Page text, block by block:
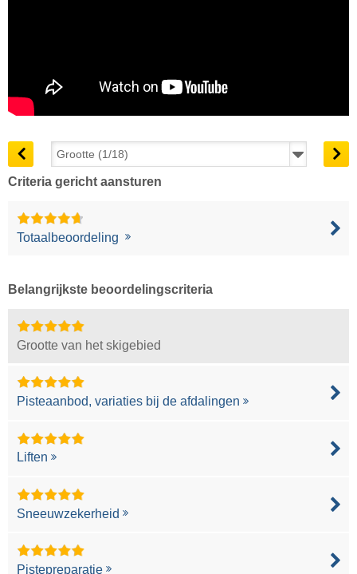
Criteria gericht aansturen
Totaalbeoordeling
Belangrijkste beoordelingscriteria
Grootte van het skigebied
Pisteaanbod, variaties bij de afdalingen
Liften
Sneeuwzekerheid
Pistepreparatie